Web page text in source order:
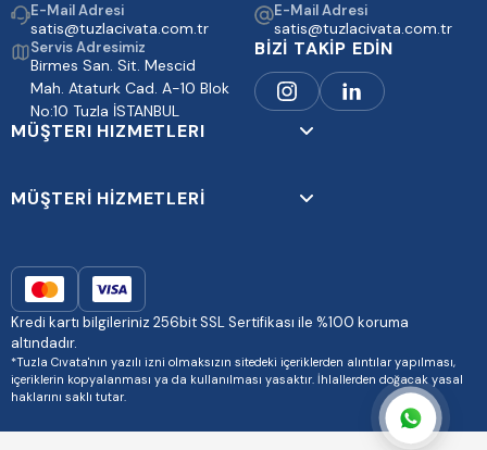
E-Mail Adresi
satis@tuzlacivata.com.tr
E-Mail Adresi
satis@tuzlacivata.com.tr
Servis Adresimiz
Birmes San. Sit. Mescid
Mah. Ataturk Cad. A-10 Blok
No:10 Tuzla İSTANBUL
BİZİ TAKİP EDİN
MÜŞTERI HIZMETLERI
MÜŞTERİ HİZMETLERİ
Kredi kartı bilgileriniz 256bit SSL Sertifikası ile %100 koruma
altındadır.
*Tuzla Cıvata'nın yazılı izni olmaksızın sitedeki içeriklerden alıntılar yapılması,
içeriklerin kopyalanması ya da kullanılması yasaktır. İhlallerden doğacak yasal
haklarını saklı tutar.